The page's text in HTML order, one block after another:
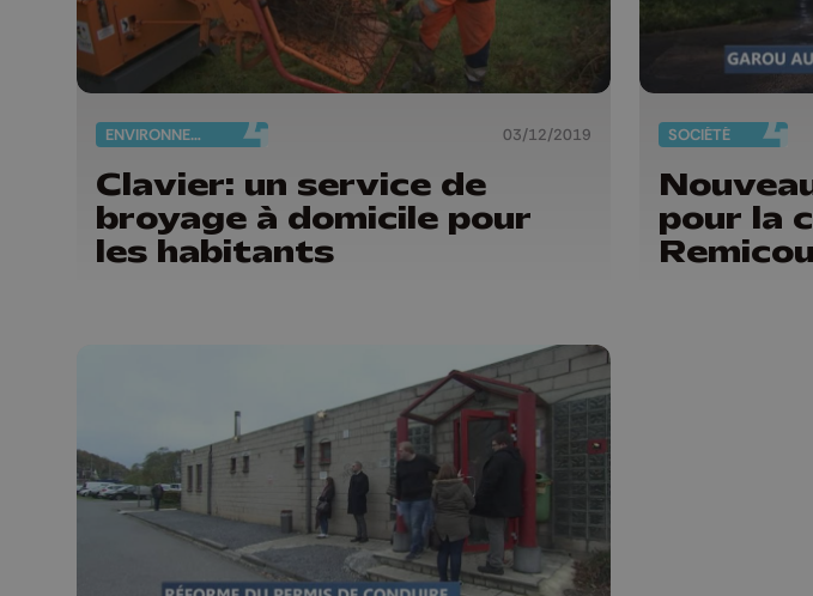
ENVIRONNEMENT 03/12/2019
Clavier: un service de
broyage à domicile pour
les habitants
SOCIÉTÉ
pour la